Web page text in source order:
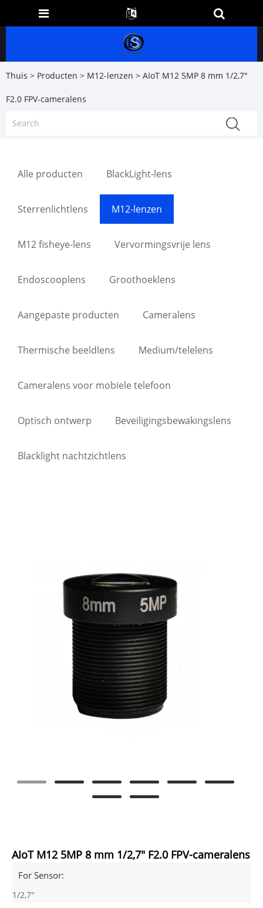
Thuis > Producten > M12-lenzen > AIoT M12 5MP 8 mm 1/2,7"
F2.0 FPV-cameralens
Alle producten BlackLight-lens
Sterrenlichtlens M12-lenzen
M12 fisheye-lens Vervormingsvrije lens
Endoscooplens Groothoeklens
Aangepaste producten Cameralens
Thermische beeldlens Medium/telelens
Cameralens voor mobiele telefoon
Optisch ontwerp Beveiligingsbewakingslens
Blacklight nachtzichtlens
AIoT M12 5MP 8 mm 1/2,7" F2.0 FPV-cameralens
For Sensor:
1/2,7"